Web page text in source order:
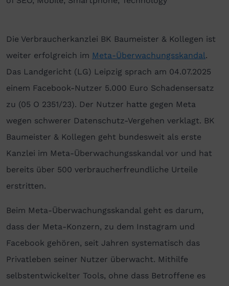
Die Verbraucherkanzlei BK Baumeister & Kollegen ist
weiter erfolgreich im Meta-Überwachungsskandal.
Das Landgericht (LG) Leipzig sprach am 04.07.2025
einem Facebook-Nutzer 5.000 Euro Schadensersatz
zu (05 O 2351/23). Der Nutzer hatte gegen Meta
wegen schwerer Datenschutz-Vergehen verklagt. BK
Baumeister & Kollegen geht bundesweit als erste
Kanzlei im Meta-Überwachungsskandal vor und hat
bereits über 500 verbraucherfreundliche Urteile
erstritten.
Beim Meta-Überwachungsskandal geht es darum,
dass der Meta-Konzern, zu dem Instagram und
Facebook gehören, seit Jahren systematisch das
Privatleben seiner Nutzer überwacht. Mithilfe
selbstentwickelter Tools, ohne dass Betroffene es